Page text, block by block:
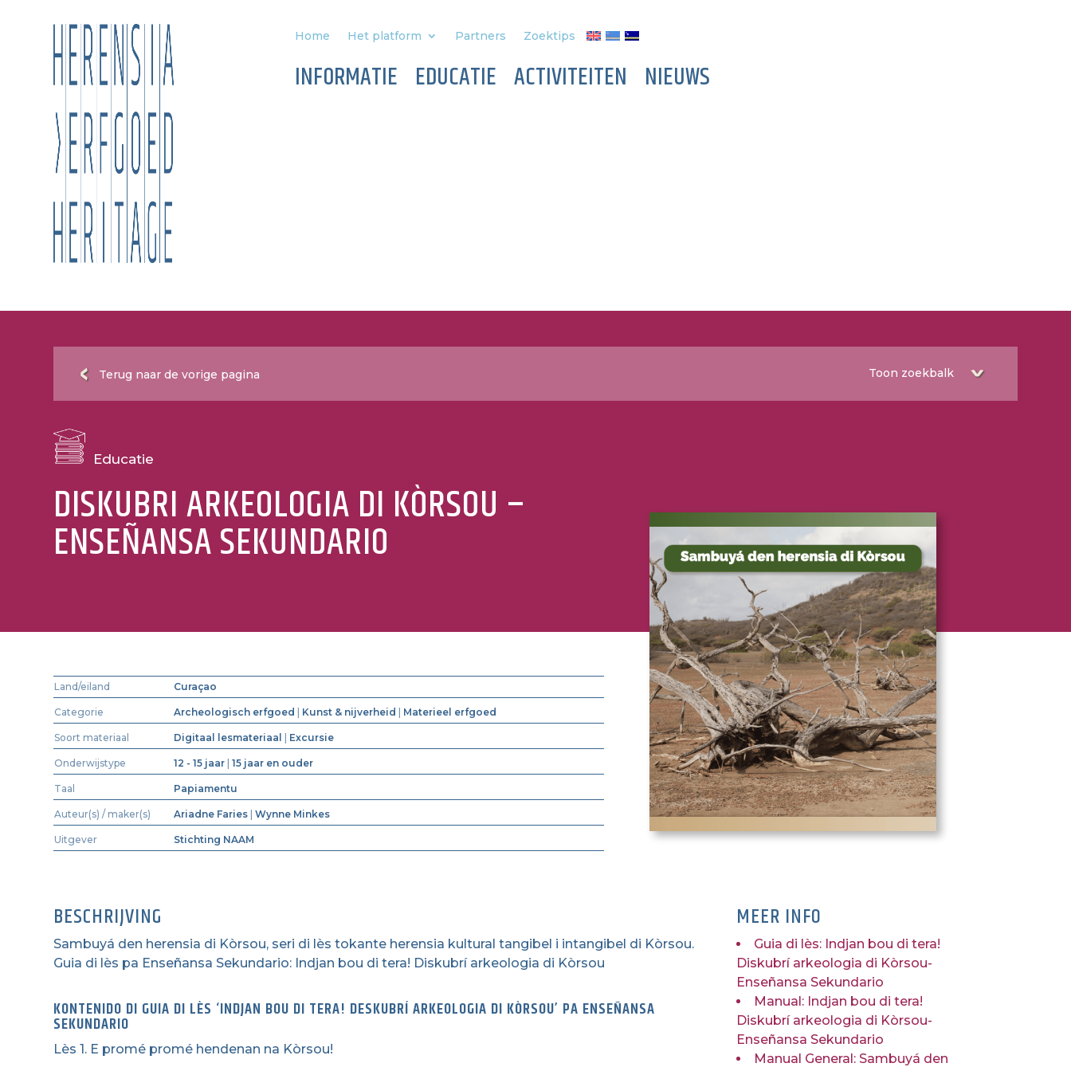
Home Het platform Partners Zoektips
INFORMATIE EDUCATIE ACTIVITEITEN NIEUWS
Terug naar de vorige pagina
Educatie
DISKUBRI ARKEOLOGIA DI KÒRSOU –
ENSEÑANSA SEKUNDARIO
Land/eiland Curaçao
Categorie Archeologisch erfgoed Kunst & nijverheid Materieel erfgoed
Soort materiaal Digitaal lesmateriaal Excursie
Onderwijstype 12 - 15 jaar |15 jaar en ouder
Taal Papiamentu
Auteur(s) / maker(s) Ariadne Faries |Wynne Minkes
Uitgever Stichting NAAM
BESCHRIJVING
Sambuyá den herensia di Kòrsou, seri di lès tokante herensia kultural tangibel i intangibel di Kòrsou.
Guia di lès pa Enseñansa Sekundario: Indjan bou di tera! Diskubrí arkeologia di Kòrsou
KONTENIDO DI GUIA DI LÈS ‘INDJAN BOU DI TERA! DESKUBRÍ ARKEOLOGIA DI KÒRSOU’ PA ENSEÑANSA
SEKUNDARIO
Lès 1. E promé promé hendenan na Kòrsou!
MEER INFO
Guia di lès: Indjan bou di tera!
Diskubrí arkeologia di Kòrsou-
Enseñansa Sekundario
Manual: Indjan bou di tera!
Diskubrí arkeologia di Kòrsou-
Enseñansa Sekundario
Manual General: Sambuyá den